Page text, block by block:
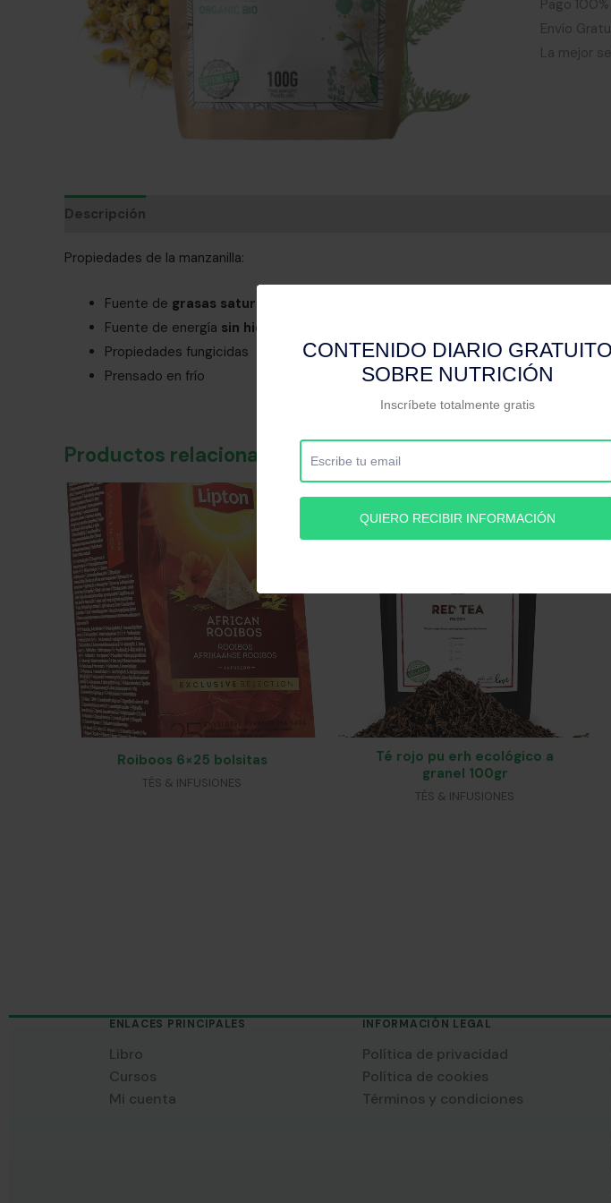
Pago
Envío
La mejor
Descripción
Propiedades de la manzanilla:
Fuente de grasas saturadas saludables
Fuente de energía sin hidratos de carbono
Propiedades fungicidas
Prensado en frío
Productos relacionados
Roiboos 6×25 bolsitas
TÉS & INFUSIONES
Té rojo pu erh ecológico a
granel 100gr
TÉS & INFUSIONES
ENLACES PRINCIPALES
Libro
Cursos
Mi cuenta
INFORMACIÓN LEGAL
Política de privacidad
Política de cookies
Términos y condiciones